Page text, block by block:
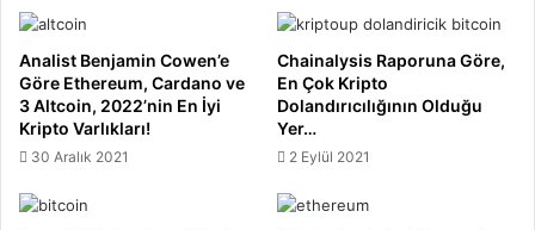
Yaratacağını
50
Dolara
Ulaşacak
mı?
Analist Benjamin Cowen’e
Göre Ethereum, Cardano ve
3 Altcoin, 2022’nin En İyi
Kripto Varlıkları!
30 Aralık 2021
Chainalysis Raporuna Göre,
En Çok Kripto
Dolandırıcılığının Olduğu
Yer…
2 Eylül 2021